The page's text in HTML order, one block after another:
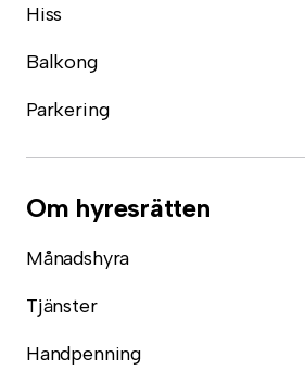
Hiss
Balkong
Parkering
Om hyresrätten
Månadshyra
Tjänster
Handpenning